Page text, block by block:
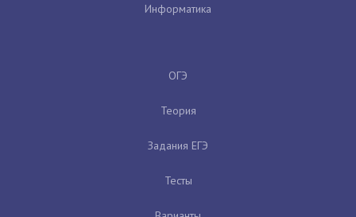
Информатика
ОГЭ
Теория
Задания ЕГЭ
Тесты